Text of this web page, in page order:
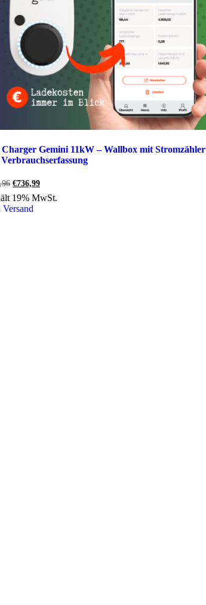
Charger Gemini 11kW – Wallbox mit Stromzähler
Ursprünglicher
war:
€927,96
€736,99Aktueller
ist:
19% MwSt.
Versand